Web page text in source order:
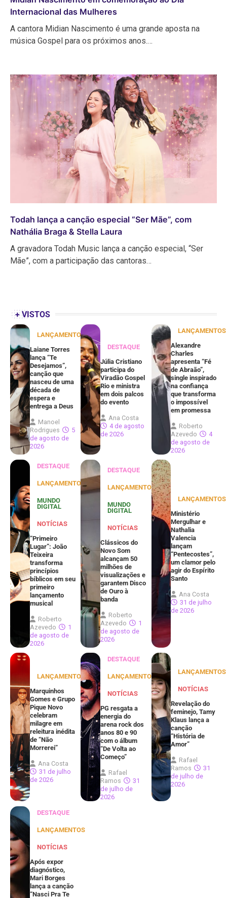
Internacional das Mulheres
A cantora Midian Nascimento é uma grande aposta na
música Gospel para os próximos anos.…
Todah lança a canção especial “Ser Mãe”, com
Nathália Braga & Stella Laura
A gravadora Todah Music lança a canção especial, “Ser
Mãe”, com a participação das cantoras…
+ VISTOS
LANÇAMENTOS
Laiane Torres
lança “Te
Desejamos”,
canção que
nasceu de uma
década de
espera e
entrega a Deus
Manoel
Rodrigues
5
de agosto de
2026
DESTAQUE
Júlia Cristiano
participa do
Viradão Gospel
Rio e ministra
em dois palcos
do evento
Ana Costa
4 de agosto
de 2026
LANÇAMENTOS
Alexandre
Charles
apresenta “Fé
de Abraão”,
single inspirado
na confiança
que transforma
o impossível
em promessa
Roberto
Azevedo
4
de agosto de
2026
DESTAQUE
LANÇAMENTOS
MUNDO
DIGITAL
NOTÍCIAS
“Primeiro
Lugar”: João
Teixeira
transforma
princípios
bíblicos em seu
primeiro
lançamento
musical
Roberto
Azevedo
1
de agosto de
2026
DESTAQUE
LANÇAMENTOS
MUNDO
DIGITAL
NOTÍCIAS
Clássicos do
Novo Som
alcançam 50
milhões de
visualizações e
garantem Disco
de Ouro à
banda
Roberto
Azevedo
1
de agosto de
2026
LANÇAMENTOS
Ministério
Mergulhar e
Nathalia
Valencia
lançam
“Pentecostes”,
um clamor pelo
agir do Espírito
Santo
Ana Costa
31 de julho
de 2026
LANÇAMENTOS
Marquinhos
Gomes e Grupo
Pique Novo
celebram
milagre em
releitura inédita
de “Não
Morrerei”
Ana Costa
31 de julho
de 2026
DESTAQUE
LANÇAMENTOS
NOTÍCIAS
PG resgata a
energia do
arena rock dos
anos 80 e 90
com o álbum
“De Volta ao
Começo”
Rafael
Ramos
31
de julho de
2026
LANÇAMENTOS
NOTÍCIAS
Revelação do
feminejo, Tamy
Klaus lança a
canção
“História de
Amor”
Rafael
Ramos
31
de julho de
2026
DESTAQUE
LANÇAMENTOS
NOTÍCIAS
Após expor
diagnóstico,
Mari Borges
lança a canção
“Nasci Pra Te